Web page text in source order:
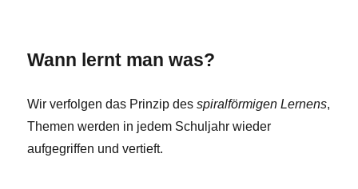
Wann lernt man was?
Wir verfolgen das Prinzip desspiralförmigen Lernens,
Themen werden in jedem Schuljahr wieder
aufgegriffen und vertieft.